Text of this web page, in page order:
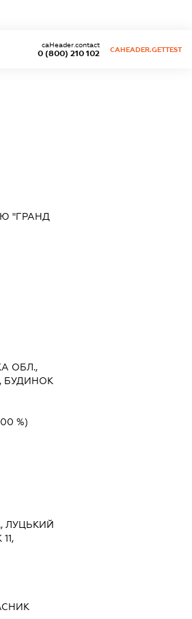
0 (800) 210 102
caHeader.contact
CAHEADER.GETTEST
"ГРАНД
ОБЛ.,
БУДИНОК
%)
ЛУЦЬКИЙ